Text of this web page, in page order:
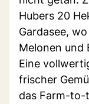
Hubers 20
Gardasee,
Melonen und
Eine
frischer
das Farm-to-